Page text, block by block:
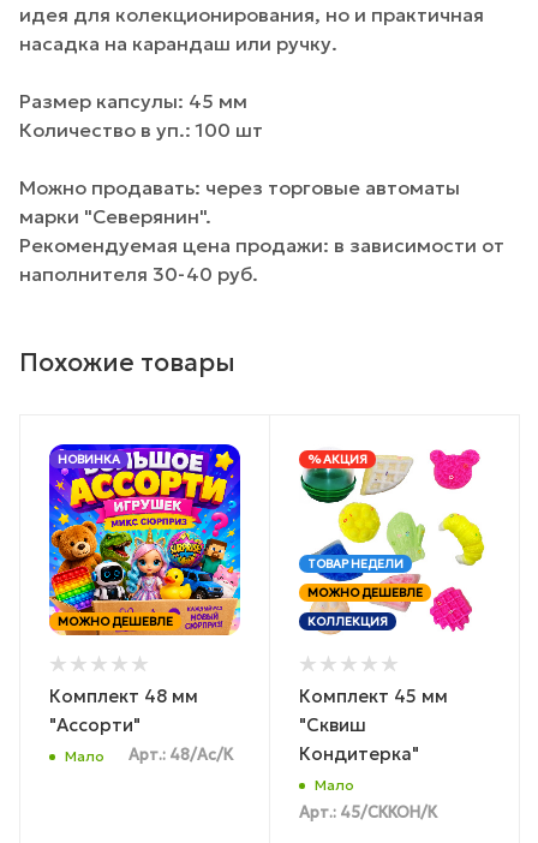
идея для колекционирования, но и практичная
насадка на карандаш или ручку.
Размер капсулы: 45 мм
Количество в уп.: 100 шт
Можно продавать: через торговые автоматы
марки "Северянин".
Рекомендуемая цена продажи: в зависимости от
наполнителя 30-40 руб.
Похожие товары
НОВИНКА
МОЖНО ДЕШЕВЛЕ
Комплект 48 мм
"Ассорти"
Мало Арт.: 48/Ас/К
% АКЦИЯ
ТОВАР НЕДЕЛИ
МОЖНО ДЕШЕВЛЕ
КОЛЛЕКЦИЯ
Комплект 45 мм
"Сквиш
Кондитерка"
Мало
Арт.: 45/СККОН/К